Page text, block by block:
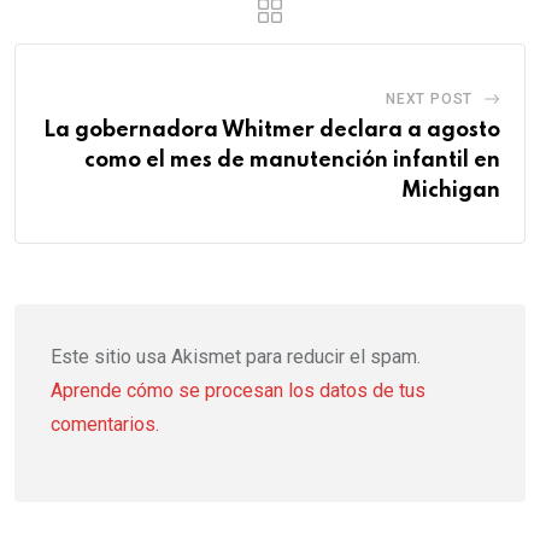
NEXT POST
La gobernadora Whitmer declara a agosto
como el mes de manutención infantil en
Michigan
Este sitio usa Akismet para reducir el spam.
Aprende cómo se procesan los datos de tus
comentarios.